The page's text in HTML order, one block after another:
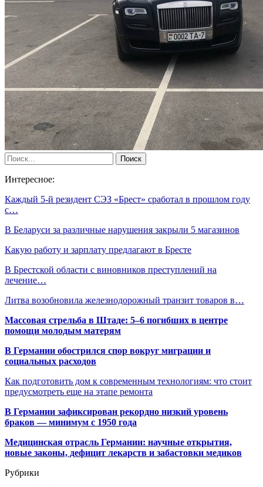
Интересное:
Каждый 5-й резидент СЭЗ «Брест» сработал в прошлом году
с…
В Беларуси за различные нарушения закрыли 5 магазинов
Какую работу и зарплату предлагают в Бресте
В Брестской области с виновников преступлений на
лечение…
Литва возобновила железнодорожный транзит товаров в…
Массовая стрельба в Штаде: 5–6 погибших в центре
помощи молодым матерям
В Германии обострился спор вокруг миграции и
социальных расходов
Как подготовить дом к современным технологиям: что стоит
предусмотреть еще на этапе ремонта
В Германии зафиксирован рекордно низкий уровень
браков — минимум с 1950 года
Медицинская отрасль Германии: научные открытия,
новые законы, дефицит лекарств и забастовки медиков
Рубрики